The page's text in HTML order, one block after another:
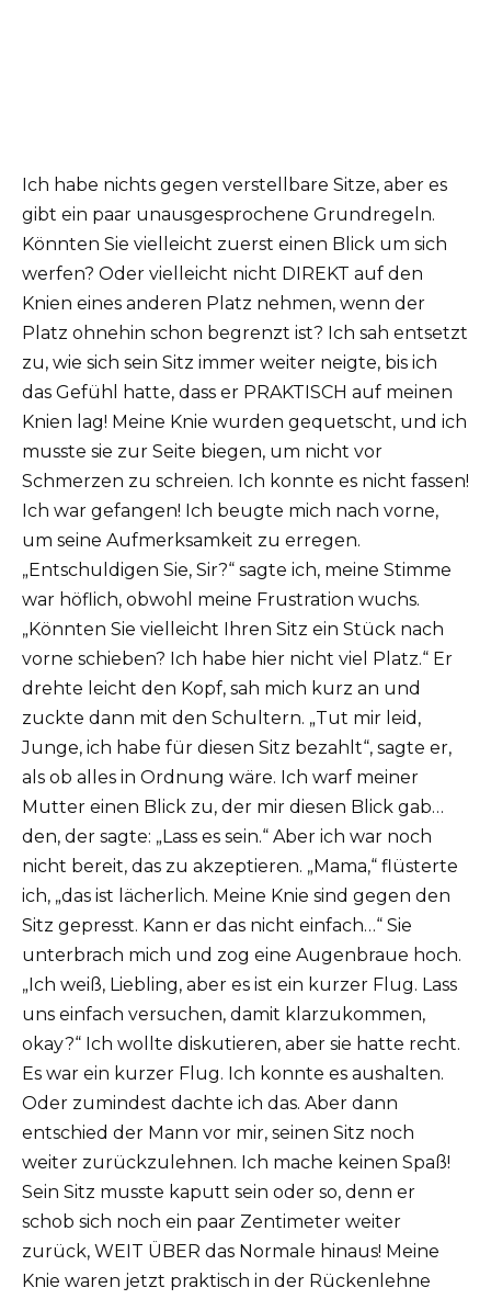
Ich habe nichts gegen verstellbare Sitze, aber es
gibt ein paar unausgesprochene Grundregeln.
Könnten Sie vielleicht zuerst einen Blick um sich
werfen? Oder vielleicht nicht DIREKT auf den
Knien eines anderen Platz nehmen, wenn der
Platz ohnehin schon begrenzt ist? Ich sah entsetzt
zu, wie sich sein Sitz immer weiter neigte, bis ich
das Gefühl hatte, dass er PRAKTISCH auf meinen
Knien lag! Meine Knie wurden gequetscht, und ich
musste sie zur Seite biegen, um nicht vor
Schmerzen zu schreien. Ich konnte es nicht fassen!
Ich war gefangen! Ich beugte mich nach vorne,
um seine Aufmerksamkeit zu erregen.
„Entschuldigen Sie, Sir?“ sagte ich, meine Stimme
war höflich, obwohl meine Frustration wuchs.
„Könnten Sie vielleicht Ihren Sitz ein Stück nach
vorne schieben? Ich habe hier nicht viel Platz.“ Er
drehte leicht den Kopf, sah mich kurz an und
zuckte dann mit den Schultern. „Tut mir leid,
Junge, ich habe für diesen Sitz bezahlt“, sagte er,
als ob alles in Ordnung wäre. Ich warf meiner
Mutter einen Blick zu, der mir diesen Blick gab…
den, der sagte: „Lass es sein.“ Aber ich war noch
nicht bereit, das zu akzeptieren. „Mama,“ flüsterte
ich, „das ist lächerlich. Meine Knie sind gegen den
Sitz gepresst. Kann er das nicht einfach…“ Sie
unterbrach mich und zog eine Augenbraue hoch.
„Ich weiß, Liebling, aber es ist ein kurzer Flug. Lass
uns einfach versuchen, damit klarzukommen,
okay?“ Ich wollte diskutieren, aber sie hatte recht.
Es war ein kurzer Flug. Ich konnte es aushalten.
Oder zumindest dachte ich das. Aber dann
entschied der Mann vor mir, seinen Sitz noch
weiter zurückzulehnen. Ich mache keinen Spaß!
Sein Sitz musste kaputt sein oder so, denn er
schob sich noch ein paar Zentimeter weiter
zurück, WEIT ÜBER das Normale hinaus! Meine
Knie waren jetzt praktisch in der Rückenlehne